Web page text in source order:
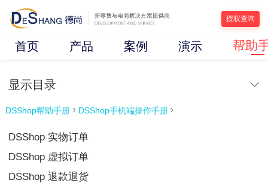
授权查询
首页 产品 案例 演示 帮助
显示目录
DSShop帮助手册  DSShop手机端操作手册 
DSShop 实物订单
DSShop 虚拟订单
DSShop 退款退货